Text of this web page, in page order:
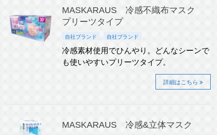
MASKARAUS 冷感不織布マスク
プリーツタイプ
自社ブランド 自社ブランド
冷感素材使用でひんやり。どんなシーンで
も使いやすいプリーツタイプ。
詳細はこちら
MASKARAUS 冷感&立体マスク